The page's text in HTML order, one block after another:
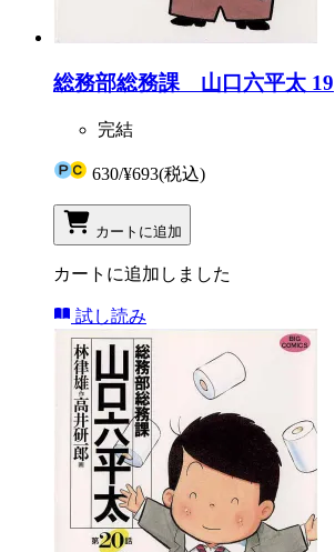
総務部総務課 山口六平太 19
完結
630/¥693(税込)
カートに追加
カートに追加しました
試し読み